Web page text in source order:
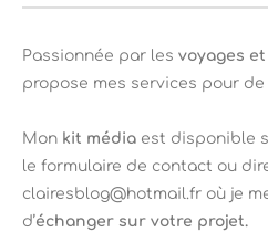
Passionnée par les voyages
propose mes services pour
Mon kit média est disponible
le formulaire de contact ou
clairesblog@hotmail.fr où je
d’échanger sur votre projet.